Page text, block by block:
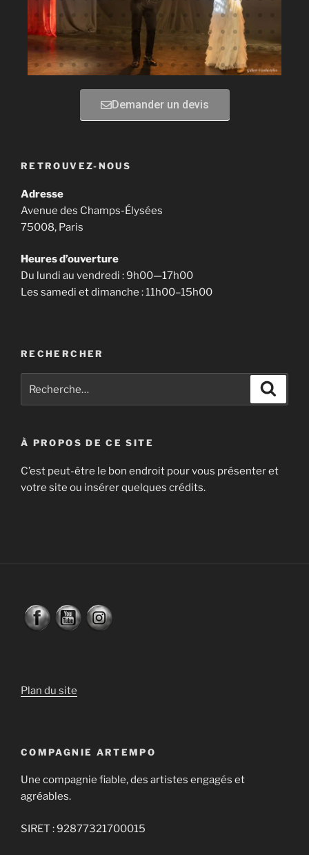
Demander un devis
RETROUVEZ-NOUS
Adresse
Avenue des Champs-Élysées
75008, Paris
Heures d’ouverture
Du lundi au vendredi : 9h00—17h00
Les samedi et dimanche : 11h00–15h00
RECHERCHER
À PROPOS DE CE SITE
C’est peut-être le bon endroit pour vous présenter et
votre site ou insérer quelques crédits.
Plan du site
COMPAGNIE ARTEMPO
Une compagnie fiable, des artistes engagés et
agréables.
SIRET : 92877321700015